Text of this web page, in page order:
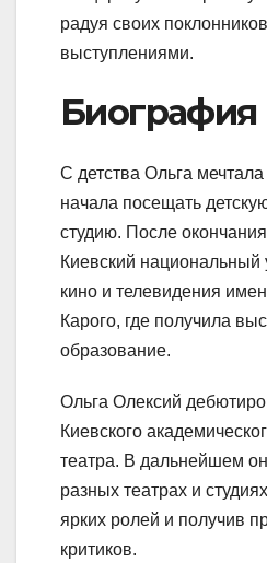
радуя своих
выступлениями.
Биография
С детства Ольга мечтала
начала посещать
студию. После
Киевский национальный
кино и телевидения
Карого, где получила
образование.
Ольга Олексий
Киевского
театра. В дальнейшем
разных театрах и
ярких ролей и получив
критиков.